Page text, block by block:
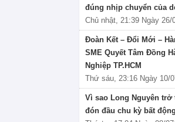
đúng nhịp chuyển của
Chủ nhật, 21:39 Ngày 26/
Đoàn Kết – Đổi Mới –
SME Quyết Tâm Đồng
Nghiệp TP.HCM
Thứ sáu, 23:16 Ngày 10/
Vì sao Long Nguyên trở
đón đầu chu kỳ bất